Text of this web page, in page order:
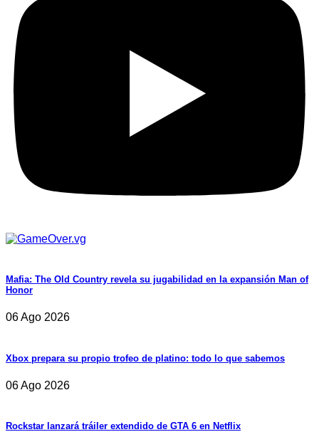
Mafia: The Old Country revela su jugabilidad en la expansión Man of
Honor
06 Ago 2026
Xbox prepara su propio trofeo de platino: todo lo que sabemos
06 Ago 2026
Rockstar lanzará tráiler extendido de GTA 6 en Netflix